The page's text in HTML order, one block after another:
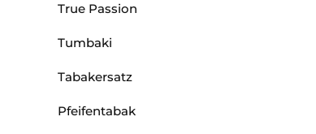
True Passion
Tumbaki
Tabakersatz
Pfeifentabak